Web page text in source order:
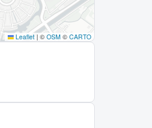
Leaflet | © OSM © CARTO